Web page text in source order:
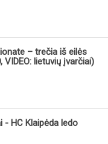
– trečia iš eilės
VIDEO: lietuvių įvarčiai)
- HC Klaipėda ledo